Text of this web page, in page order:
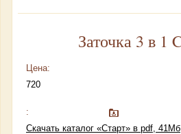
Заточка 3 в 1
Цена:
720
:
Скачать каталог «Старт» в pdf, 41Мб